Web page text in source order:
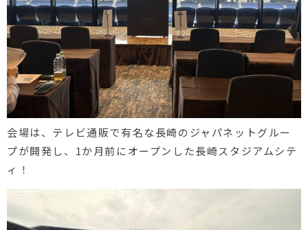
会場は、テレビ通販で有名な長崎のジャパネットグルー
プが開発し、1か月前にオープンした長崎スタジアムシテ
ィ！